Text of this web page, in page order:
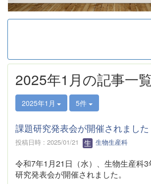
o
u
2025年1月の記事一
2025年1月 5件
課題研究発表会が開催されました
投稿日時 : 2025/01/21 生物生産科
令和7年1月21日（水）、生物生産科
研究発表会が開催されました。